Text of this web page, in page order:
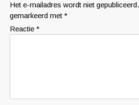
Het e-mailadres wordt niet gepubliceerd.
gemarkeerd met *
Reactie *